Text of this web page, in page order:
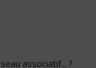
associatif... ?